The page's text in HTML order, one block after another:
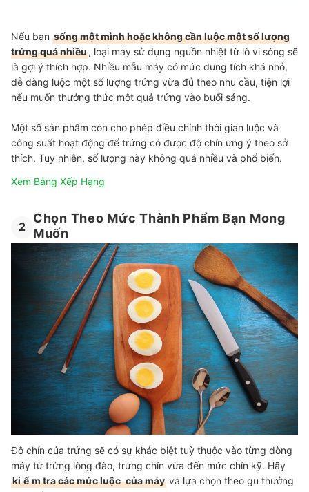
Nếu bạn sống một mình hoặc không cần luộc một số lượng
trứng quá nhiều, loại máy sử dụng nguồn nhiệt từ lò vi sóng sẽ
là gợi ý thích hợp. Nhiều mẫu máy có mức dung tích khá nhỏ,
dễ dàng luộc một số lượng trứng vừa đủ theo nhu cầu, tiện lợi
nếu muốn thưởng thức một quả trứng vào buổi sáng.
Một số sản phẩm còn cho phép điều chỉnh thời gian luộc và
công suất hoạt động để trứng có được độ chín ưng ý theo sở
thích. Tuy nhiên, số lượng này không quá nhiều và phổ biến.
Xem Bảng Xếp Hạng
2
Chọn Theo Mức Thành Phẩm Bạn Mong
Muốn
Độ chín của trứng sẽ có sự khác biệt tuỳ thuộc vào từng dòng
máy từ trứng lòng đào, trứng chín vừa đến mức chín kỹ. Hãy
ki ể m tra các mức luộc của máy và lựa chọn theo gu thưởng